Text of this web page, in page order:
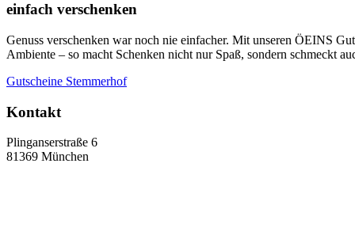
einfach verschenken
Genuss verschenken war noch nie einfacher. Mit unseren ÖEINS
Ambiente – so macht Schenken nicht nur Spaß, sondern schmeckt
Gutscheine Stemmerhof
Kontakt
Plinganserstraße 6
81369 München